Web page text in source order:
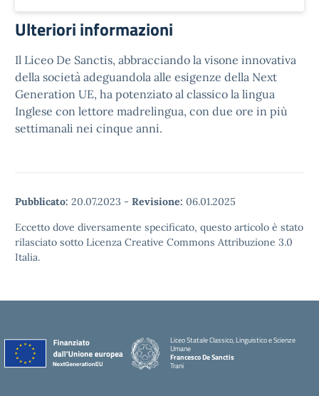
Ulteriori informazioni
Il Liceo De Sanctis, abbracciando la visone innovativa
della società adeguandola alle esigenze della Next
Generation UE, ha potenziato al classico la lingua
Inglese con lettore madrelingua, con due ore in più
settimanali nei cinque anni.
Pubblicato: 20.07.2023 - Revisione: 06.01.2025
Eccetto dove diversamente specificato, questo articolo è stato
rilasciato sotto Licenza Creative Commons Attribuzione 3.0
Italia.
Liceo Statale Classico, Linguistico e Scienze
Umane
Francesco De Sanctis
Trani